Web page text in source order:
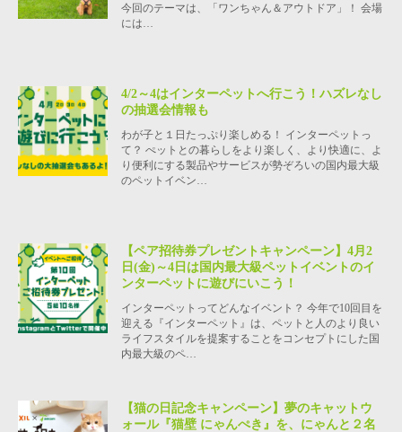
今回のテーマは、「ワンちゃん＆アウトドア」！ 会場
には…
4/2～4はインターペットへ行こう！ハズレなし
の抽選会情報も
わが子と１日たっぷり楽しめる！ インターペットっ
て？ ぺットとの暮らしをより楽しく、より快適に、よ
り便利にする製品やサービスが勢ぞろいの国内最大級
のペットイベン…
【ペア招待券プレゼントキャンペーン】4月2
日(金)～4日は国内最大級ペットイベントのイ
ンターペットに遊びにいこう！
インターペットってどんなイベント？ 今年で10回目を
迎える『インターペット』は、ペットと人のより良い
ライフスタイルを提案することをコンセプトにした国
内最大級のペ…
【猫の日記念キャンペーン】夢のキャットウ
ォール『猫壁 にゃんぺき』を、にゃんと２名